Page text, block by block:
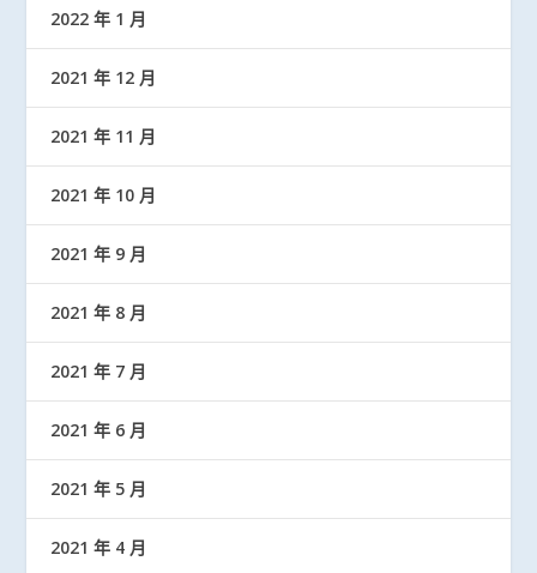
2022 年 1 月
2021 年 12 月
2021 年 11 月
2021 年 10 月
2021 年 9 月
2021 年 8 月
2021 年 7 月
2021 年 6 月
2021 年 5 月
2021 年 4 月